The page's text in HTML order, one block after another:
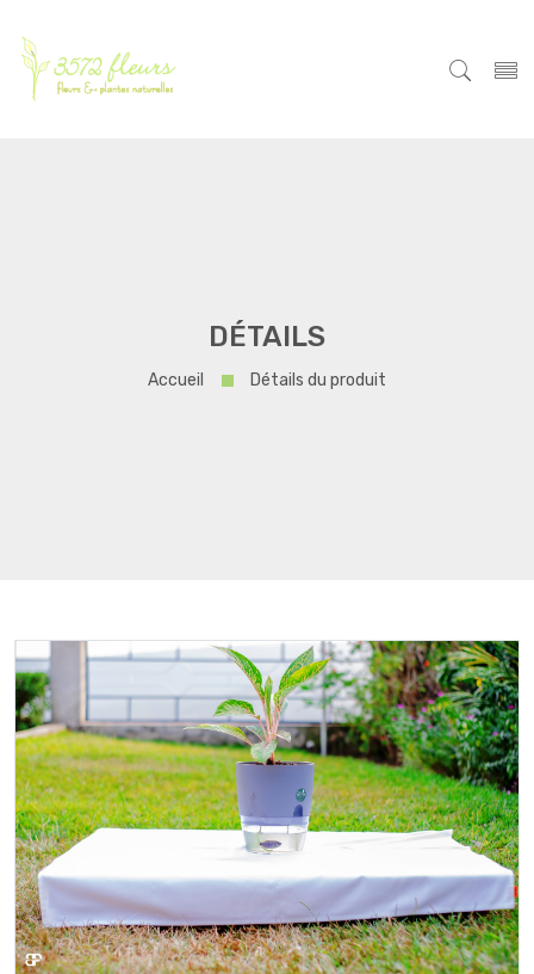
DÉTAILS
Accueil Détails du produit